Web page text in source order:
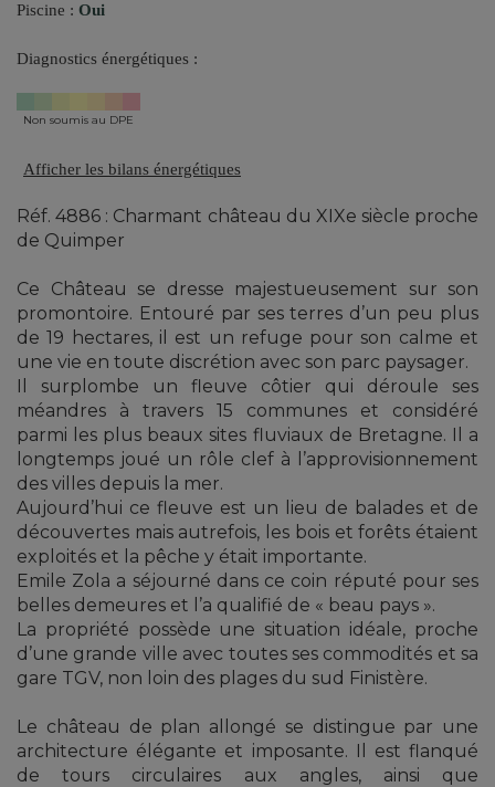
Piscine : Oui
Diagnostics énergétiques :
Non soumis au DPE
Afficher les bilans énergétiques
Réf. 4886 : Charmant château du XIXe siècle proche
de Quimper
Ce Château se dresse majestueusement sur son
promontoire. Entouré par ses terres d’un peu plus
de 19 hectares, il est un refuge pour son calme et
une vie en toute discrétion avec son parc paysager.
Il surplombe un fleuve côtier qui déroule ses
méandres à travers 15 communes et considéré
parmi les plus beaux sites fluviaux de Bretagne. Il a
longtemps joué un rôle clef à l’approvisionnement
des villes depuis la mer.
Aujourd’hui ce fleuve est un lieu de balades et de
découvertes mais autrefois, les bois et forêts étaient
exploités et la pêche y était importante.
Emile Zola a séjourné dans ce coin réputé pour ses
belles demeures et l’a qualifié de « beau pays ».
La propriété possède une situation idéale, proche
d’une grande ville avec toutes ses commodités et sa
gare TGV, non loin des plages du sud Finistère.
Le château de plan allongé se distingue par une
architecture élégante et imposante. Il est flanqué
de tours circulaires aux angles, ainsi que